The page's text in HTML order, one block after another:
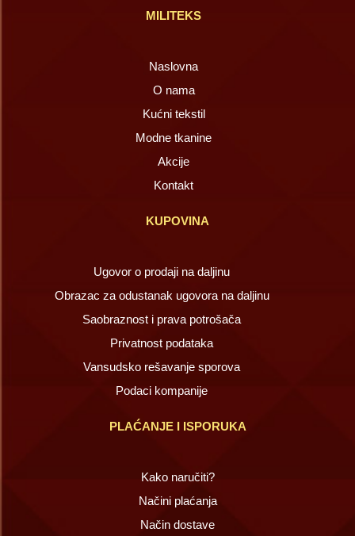
MILITEKS
Naslovna
O nama
Kućni tekstil
Modne tkanine
Akcije
Kontakt
KUPOVINA
Ugovor o prodaji na daljinu
Obrazac za odustanak ugovora na daljinu
Saobraznost i prava potrošača
Privatnost podataka
Vansudsko rešavanje sporova
Podaci kompanije
PLAĆANJE I ISPORUKA
Kako naručiti?
Načini plaćanja
Način dostave